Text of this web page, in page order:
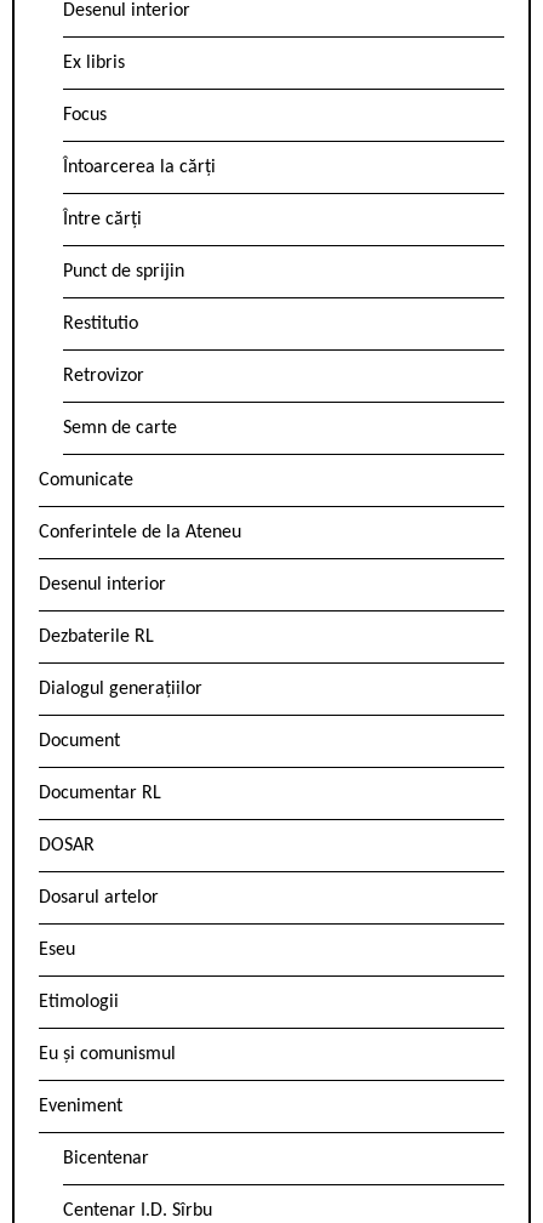
Desenul interior
Ex libris
Focus
Întoarcerea la cărți
Între cărți
Punct de sprijin
Restitutio
Retrovizor
Semn de carte
Comunicate
Conferintele de la Ateneu
Desenul interior
Dezbaterile RL
Dialogul generațiilor
Document
Documentar RL
DOSAR
Dosarul artelor
Eseu
Etimologii
Eu și comunismul
Eveniment
Bicentenar
Centenar I.D. Sîrbu